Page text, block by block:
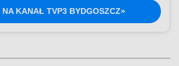
NA KANAŁ TVP3 BYDGOSZCZ»